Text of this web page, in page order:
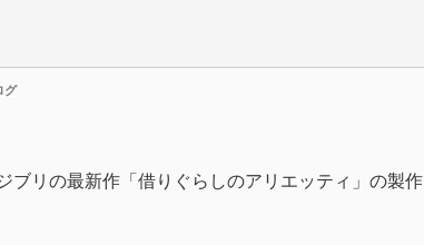
グ
ブリの最新作「借りぐらしのアリエッティ」の製作